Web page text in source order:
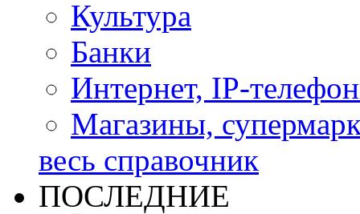
Культура
Банки
Интернет, IP-
Магазины,
весь справочник
ПОСЛЕДНИЕ